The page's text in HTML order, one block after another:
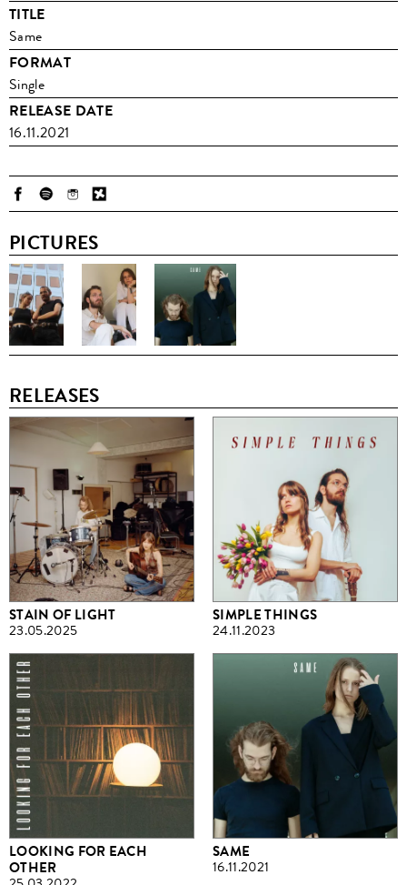
TITLE
Same
FORMAT
Single
RELEASE DATE
16.11.2021
PICTURES
RELEASES
STAIN OF LIGHT
23.05.2025
SIMPLE THINGS
24.11.2023
LOOKING FOR EACH
OTHER
SAME
16.11.2021